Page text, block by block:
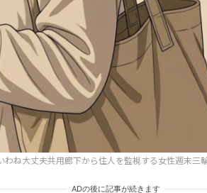
わね大丈夫共用廊下から住人を監視する女性週末三
ADの後に記事が続きます